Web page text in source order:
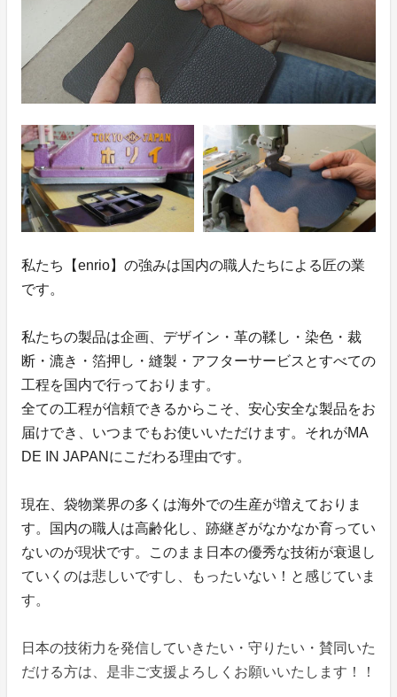
私たち【enrio】の強みは国内の職人たちによる匠の業
です。
私たちの製品は企画、デザイン・革の鞣し・染色・裁
断・漉き・箔押し・縫製・アフターサービスとすべての
工程を国内で行っております。
全ての工程が信頼できるからこそ、安心安全な製品をお
届けでき、いつまでもお使いいただけます。それがMA
DE IN JAPANにこだわる理由です。
現在、袋物業界の多くは海外での生産が増えておりま
す。国内の職人は高齢化し、跡継ぎがなかなか育ってい
ないのが現状です。このまま日本の優秀な技術が衰退し
ていくのは悲しいですし、もったいない！と感じていま
す。
日本の技術力を発信していきたい・守りたい・賛同いた
だける方は、是非ご支援よろしくお願いいたします！！